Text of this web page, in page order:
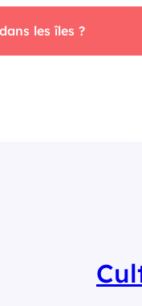
les îles ?